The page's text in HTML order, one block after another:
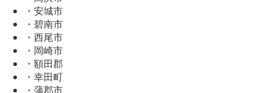
・安城市
・碧南市
・西尾市
・岡崎市
・額田郡
・幸田町
・蒲郡市